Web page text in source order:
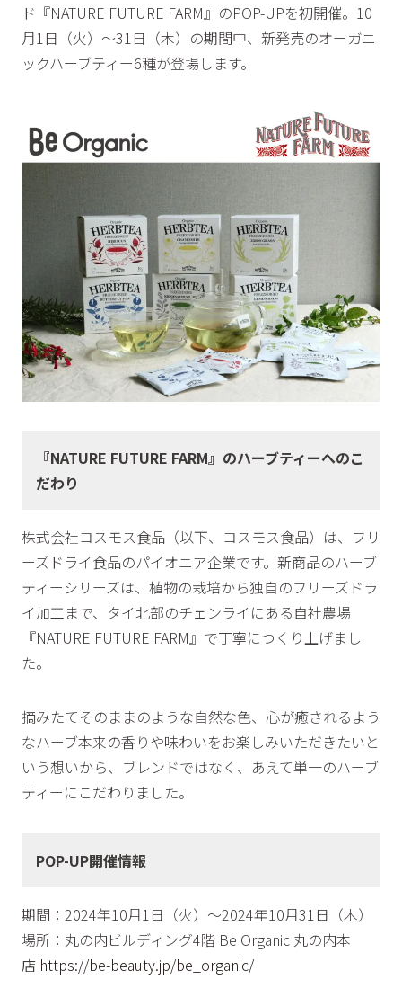
ド『NATURE FUTURE FARM』のPOP-UPを初開催。10
月1日（火）〜31日（木）の期間中、新発売のオーガニ
ックハーブティー6種が登場します。
『NATURE FUTURE FARM』のハーブティーへのこ
だわり
株式会社コスモス食品（以下、コスモス食品）は、フリ
ーズドライ食品のパイオニア企業です。新商品のハーブ
ティーシリーズは、植物の栽培から独自のフリーズドラ
イ加工まで、タイ北部のチェンライにある自社農場
『NATURE FUTURE FARM』で丁寧につくり上げまし
た。
摘みたてそのままのような自然な色、心が癒されるよう
なハーブ本来の香りや味わいをお楽しみいただきたいと
いう想いから、ブレンドではなく、あえて単一のハーブ
ティーにこだわりました。
POP-UP開催情報
期間：2024年10月1日（火）〜2024年10月31日（木）
場所：丸の内ビルディング4階 Be Organic 丸の内本
店 https://be-beauty.jp/be_organic/